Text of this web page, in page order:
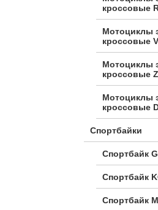
кроссовые
Мотоциклы
кроссовые
Мотоциклы
кроссовые
Мотоциклы
кроссовые
Спортбайки
Спортбайк
Спортбайк
Спортбайк